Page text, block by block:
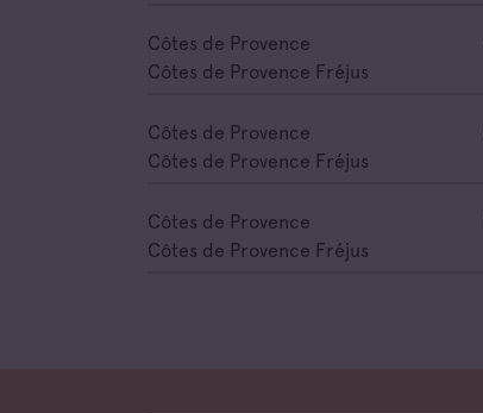
Côtes de Provence
Côtes de Provence Fréjus
Côtes de Provence
Côtes de Provence Fréjus
Côtes de Provence
Côtes de Provence Fréjus